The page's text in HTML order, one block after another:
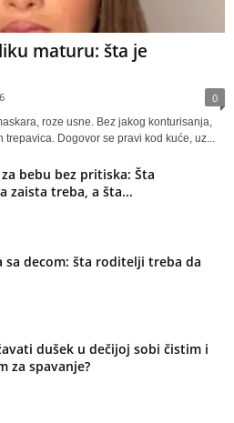
maturu: šta je
0
roze usne. Bez jakog konturisanja,
Dogovor se pravi kod kuće, uz...
bebu bez pritiska: Šta
zaista treba, a šta...
sa decom: šta roditelji treba da
dušek u dečijoj sobi čistim i
za spavanje?